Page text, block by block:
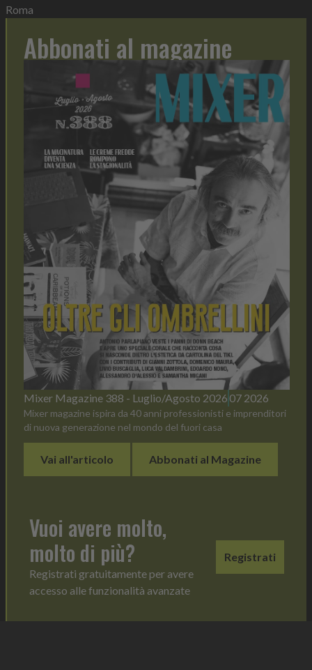
Roma
Abbonati al magazine
Mixer Magazine 388 - Luglio/Agosto 2026 07 2026
Mixer magazine ispira da 40 anni professionisti e imprenditori
di nuova generazione nel mondo del fuori casa
Vai all'articolo Abbonati al Magazine
Vuoi avere molto,
molto di più?
Registrati gratuitamente per avere
accesso alle funzionalità avanzate
Registrati